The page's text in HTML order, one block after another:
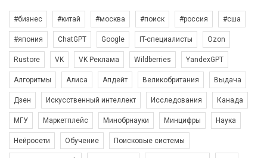
#бизнес #китай #москва #поиск #россия #сша
#япония ChatGPT Google IT-специалисты Ozon
Rustore VK VK Реклама Wildberries YandexGPT
Алгоритмы Алиса Апдейт Великобритания Выдача
Дзен Искусственный интеллект Исследования Канада
МГУ Маркетплейс Минобрнауки Минцифры Наука
Нейросети Обучение Поисковые системы